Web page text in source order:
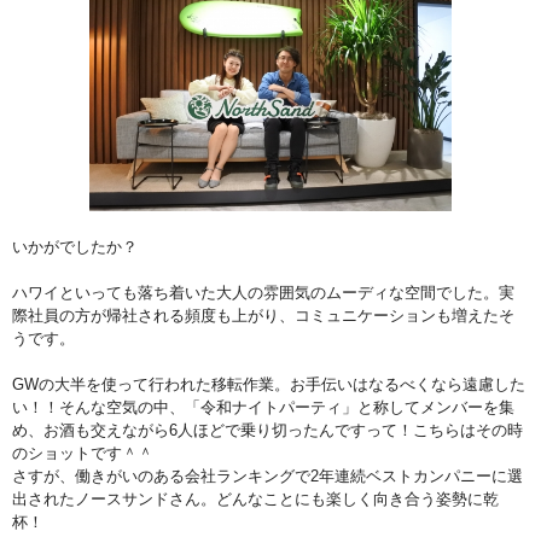
いかがでしたか？
ハワイといっても落ち着いた大人の雰囲気のムーディな空間でした。実
際社員の方が帰社される頻度も上がり、コミュニケーションも増えたそ
うです。
GWの大半を使って行われた移転作業。お手伝いはなるべくなら遠慮した
い！！そんな空気の中、「令和ナイトパーティ」と称してメンバーを集
め、お酒も交えながら6人ほどで乗り切ったんですって！こちらはその時
のショットです＾＾
さすが、働きがいのある会社ランキングで2年連続ベストカンパニーに選
出されたノースサンドさん。どんなことにも楽しく向き合う姿勢に乾
杯！